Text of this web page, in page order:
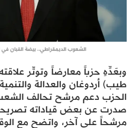
الشعوب الديمقراطي.. بيضة القبان في
وبعَدِّهِ حزباً معارضاً وتوتّر
طيب) أردوغان والعدالة
الحزب دعم مرشح تحالف
صدرت عن بعض قياداته
مرشحاً على آخر، واتضح مع